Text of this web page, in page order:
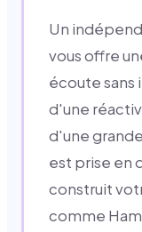
Un
vous offre
écoute sans
d'une
d'une
est prise en
construit
comme